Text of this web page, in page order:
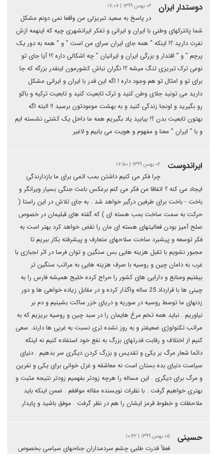
دوستدار ایران ۰۲ بهمن ۱۳۹۹ | ۱۷:۰۷
در پاسخ به سعید تبریزلی من واقعا نمی دونم مشکل
شما پانترکهای وطنی با ایران و ایرانی و تفکر ایرانشهری چیه که اینهمه ازش
نفرت دارید ؟! اینکه " همه جای ایران سرای من است " و " همه به دور یک
پرچم " و " اقتدار و بزرگی ایران و ایرانیان " چه اشکالی داره ؟! آیا جای تو
نوعی ترک تبریزی تنگ میشه ؟! نگران نباش کشورمون اینقدر بزرگه که جا
برای تو و امثال تو هم وجود داره ! اگه این قدر با ایران و ایرانی مشکل
دارید می تونید جلای وطن کنید و ترک تابعیت کنید و تابعیت ترکیه و باکو
رو بگیرید و اونجا زندگی کنید و به بهشت موعودتون برسید !! البته اگه
بهتون تابعیت بدن ؟! بیایید یاد بگیریم همه ما داخل یک کشتی نشسته ایم
و با " ایران " معنا و مفهوم و هویت می یابیم و لاغیر
ایراندوست ۰۲ بهمن ۱۳۹۹ | ۱۷:۵۰
چرا فکر می کنیم داشتن بمب اتمی برای ما بازدارندگی
ایجاد می کنه ؟ اتفاقا من فکر می کنم برعکس باعث جنگی بسیار ویرانگر و
باخت - باخت برای طرفین درگیر خواهد شد . به جای تلاش در این راستا (
حرکت به سمت ساخت بمب هسته ای ) که گفته های قبلیمان در خصوص
صلح آمیز بودن فعالیتهای هسته ای مان را نقض خواهد کرد بهتر است به
فکر توسعه و پیشبرد ساخت سلاحهای متعارف و پیشرفته بکار ببریم تا
مجبور نشویم با تقبل هزینه هایی بس سنگین و توان فرسا در اثر لجبازی با
غرب به دامان چین و روسیه با صرف هزینه هایی به مراتب سنگین تر
بیفتیم ومنابع و دارایی های کشور را حراج کرده خلیج همیشه فارس را به
چینی ها با قرارداد 25 ساله واگذار کرده و در مقابل زیاده خواهی ها و دور
زدنهای ما توسط روسیه در سوریه و دریای خزر ساکت بشینیم و دم بر
نیاوریم . نباید همه تخم مرغ هایمان را در سبد چین و روسیه بریزیم که به
مراتب تکنولوژی ضعیفتر و به روز نشده تری نسبت به غربی ها دارند. سعی
کنیم از اختلاف و رقابت قدرتهای بزرگ به نفع خود استفاده کنیم نه اینکه
دائما شعار مرگ بر یکی و تقدیس و بزرگ کردن دیگری سر بدهیم . دنیای
سیاست دنیای بده بستان است نه معاشقه و غزل خوانی برای یکی و نفرین
و مرگ برای دیگری . این مساله را هرچه زودتر بفهمیم زودتر نتیجه مثبت و
بهتری خواهیم گرفت . با نظرات نویسنده مقاله موافقم . ضمن اینکه باید
ملاحظات و خطوط قرمز ایشان را هم در نظر گرفت . موفق باشید و پایدار.
حسینی ۰۵ بهمن ۱۳۹۹ | ۱۰:۴۲
فعلاً قدرت طلبی چشم سردمداران جناحهای سیاسی بخصوص